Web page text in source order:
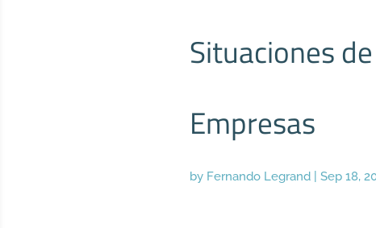
Situaciones
Empresas
by Fernando Legrand |Sep 18,